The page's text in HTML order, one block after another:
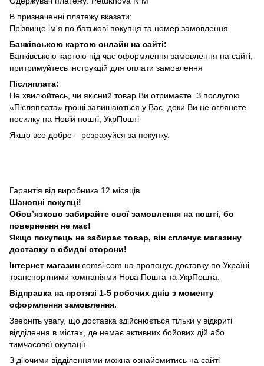
В призначенні платежу вказати:
Прізвище ім'я по батькові покупця та номер замовлення
Банківською картою онлайн на сайті:
Банківською картою під час оформлення замовлення на сайті,
притримуйтесь інструкцій для оплати замовлення
Післяплата:
Не хвилюйтесь, чи якісний товар Ви отримаєте. З послугою
«Післяплата» гроші залишаються у Вас, доки Ви не оглянете
посилку на Новій пошті, УкрПошті
Якщо все добре – розрахуйся за покупку.
Гарантія від виробника 12 місяців.
Шановні покупці!
Обовʼязково забирайте свої замовлення на пошті, бо
повернення не має!
Якщо покупець не забирає товар, він сплачує магазину
доставку в обидві сторони!
Інтернет магазин comsi.com.ua пропонує доставку по Україні
транспортними компаніями Нова Пошта та УкрПошта.
Відправка на протязі 1-5 робочих днів з моменту
оформлення замовлення.
Зверніть увагу, що доставка здійснюється тільки у відкриті
відділення в містах, де немає активних бойових дій або
тимчасової окупації.
З діючими відділеннями можна ознайомитись на сайті